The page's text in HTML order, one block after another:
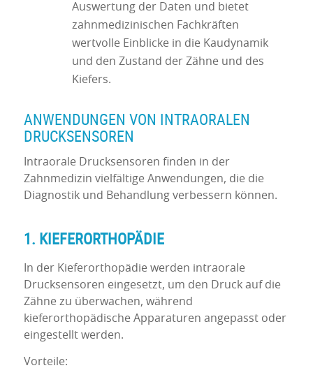
Auswertung der Daten und bietet
zahnmedizinischen Fachkräften
wertvolle Einblicke in die Kaudynamik
und den Zustand der Zähne und des
Kiefers.
ANWENDUNGEN VON INTRAORALEN
DRUCKSENSOREN
Intraorale Drucksensoren finden in der
Zahnmedizin vielfältige Anwendungen, die die
Diagnostik und Behandlung verbessern können.
1. KIEFERORTHOPÄDIE
In der Kieferorthopädie werden intraorale
Drucksensoren eingesetzt, um den Druck auf die
Zähne zu überwachen, während
kieferorthopädische Apparaturen angepasst oder
eingestellt werden.
Vorteile: